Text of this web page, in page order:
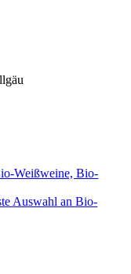
Weißweine, Bio-
Auswahl an Bio-